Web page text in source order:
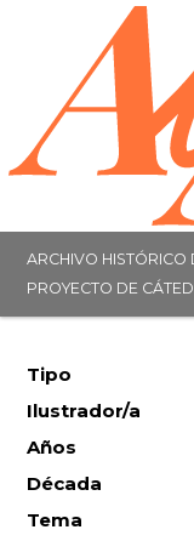
ARCHIVO HISTÓRICO
PROYECTO DE
Tipo
Ilustrador/a
Años
Década
Tema